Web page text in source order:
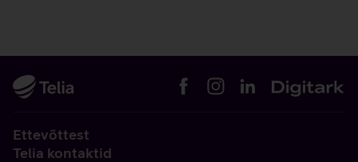
Ettevõttest
Telia kontaktid